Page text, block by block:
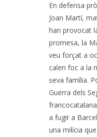
En defensa
Joan Martí,
han provocat
promesa, la
veu forçat a
calen foc a la
seva família.
Guerra dels
a fugir a
una milícia